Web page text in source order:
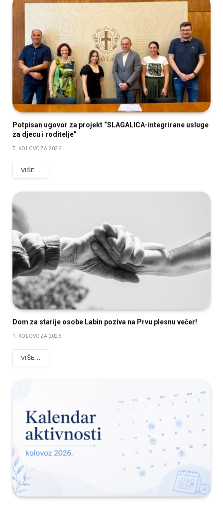
Potpisan ugovor za projekt “SLAGALICA-integrirane usluge
za djecu i roditelje”
7. KOLOVOZA 2026.
VIŠE...
Dom za starije osobe Labin poziva na Prvu plesnu večer!
1. KOLOVOZA 2026.
VIŠE...